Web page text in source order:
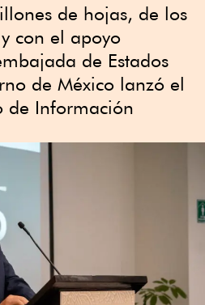
de hojas, de los
con el apoyo
de Estados
de México lanzó el
de Información